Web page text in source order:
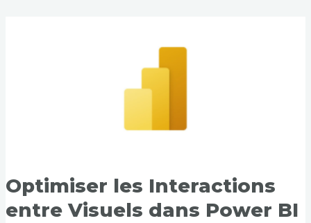
Optimiser les Interactions
entre Visuels dans Power BI